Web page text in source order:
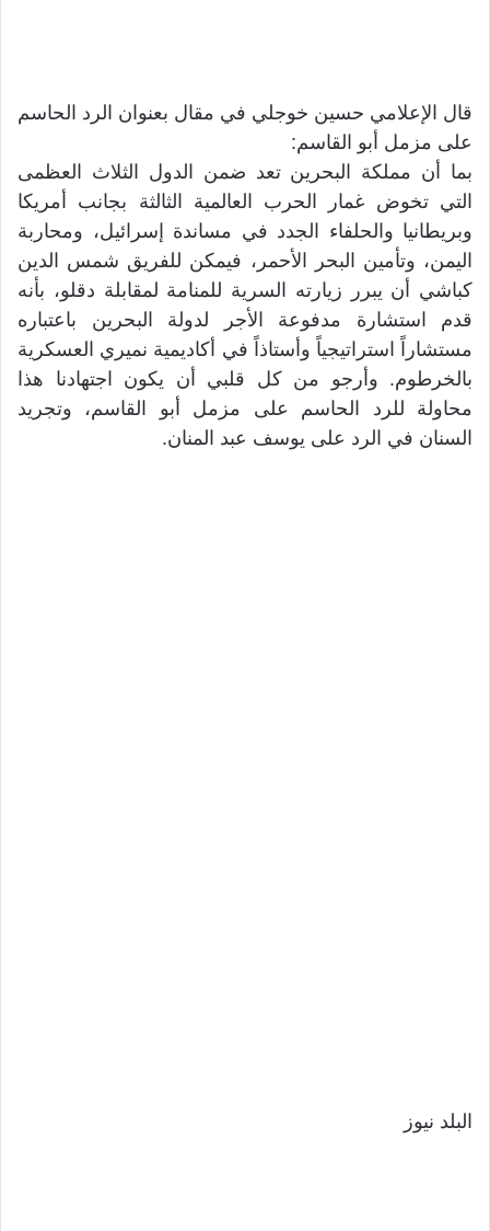
قال الإعلامي حسين خوجلي في مقال بعنوان الرد الحاسم
على مزمل أبو القاسم:
بما أن مملكة البحرين تعد ضمن الدول الثلاث العظمى
التي تخوض غمار الحرب العالمية الثالثة بجانب أمريكا
وبريطانيا والحلفاء الجدد في مساندة إسرائيل، ومحاربة
اليمن، وتأمين البحر الأحمر، فيمكن للفريق شمس الدين
كباشي أن يبرر زيارته السرية للمنامة لمقابلة دقلو، بأنه
قدم استشارة مدفوعة الأجر لدولة البحرين باعتباره
مستشاراً استراتيجياً وأستاذاً في أكاديمية نميري العسكرية
بالخرطوم. وأرجو من كل قلبي أن يكون اجتهادنا هذا
محاولة للرد الحاسم على مزمل أبو القاسم، وتجريد
السنان في الرد على يوسف عبد المنان.
البلد نيوز